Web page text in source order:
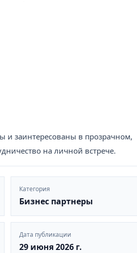
и заинтересованы в прозрачном,
на личной встрече.
Категория
Бизнес партнеры
Дата публикации
29 июня 2026 г.